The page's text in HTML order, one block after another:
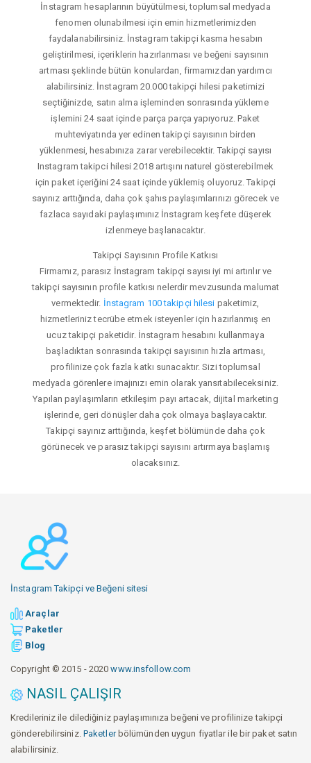
İnstagram hesaplarının büyütülmesi, toplumsal medyada
fenomen olunabilmesi için emin hizmetlerimizden
faydalanabilirsiniz. İnstagram takipçi kasma hesabın
geliştirilmesi, içeriklerin hazırlanması ve beğeni sayısının
artması şeklinde bütün konulardan, firmamızdan yardımcı
alabilirsiniz. İnstagram 20.000 takipçi hilesi paketimizi
seçtiğinizde, satın alma işleminden sonrasında yükleme
işlemini 24 saat içinde parça parça yapıyoruz. Paket
muhteviyatında yer edinen takipçi sayısının birden
yüklenmesi, hesabınıza zarar verebilecektir. Takipçi sayısı
Instagram takipci hilesi 2018 artışını naturel gösterebilmek
için paket içeriğini 24 saat içinde yüklemiş oluyoruz. Takipçi
sayınız arttığında, daha çok şahıs paylaşımlarınızı görecek ve
fazlaca sayıdaki paylaşımınız İnstagram keşfete düşerek
izlenmeye başlanacaktır.
Takipçi Sayısının Profile Katkısı
Firmamız, parasız İnstagram takipçi sayısı iyi mi artırılır ve
takipçi sayısının profile katkısı nelerdir mevzusunda malumat
vermektedir. İnstagram 100 takipçi hilesi paketimiz,
hizmetleriniz tecrübe etmek isteyenler için hazırlanmış en
ucuz takipçi paketidir. İnstagram hesabını kullanmaya
başladıktan sonrasında takipçi sayısının hızla artması,
profilinize çok fazla katkı sunacaktır. Sizi toplumsal
medyada görenlere imajınızı emin olarak yansıtabileceksiniz.
Yapılan paylaşımların etkileşim payı artacak, dijital marketing
işlerinde, geri dönüşler daha çok olmaya başlayacaktır.
Takipçi sayınız arttığında, keşfet bölümünde daha çok
görünecek ve parasız takipçi sayısını artırmaya başlamış
olacaksınız.
İnstagram Takipçi ve Beğeni sitesi
Araçlar
Paketler
Blog
Copyright © 2015 - 2020www.insfollow.com
NASIL ÇALIŞIR
Kredileriniz ile dilediğiniz paylaşımınıza beğeni ve profilinize takipçi
gönderebilirsiniz. Paketlerbölümünden uygun fiyatlar ile bir paket satın
alabilirsiniz.